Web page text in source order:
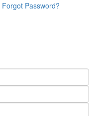
Forgot Password?